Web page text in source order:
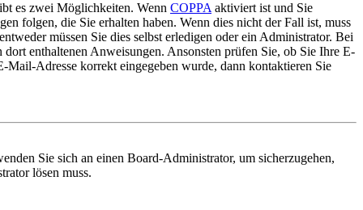
es zwei Möglichkeiten. Wenn COPPA aktiviert ist und Sie
folgen, die Sie erhalten haben. Wenn dies nicht der Fall ist, muss
müssen Sie dies selbst erledigen oder ein Administrator. Bei
enthaltenen Anweisungen. Ansonsten prüfen Sie, ob Sie Ihre E-
Adresse korrekt eingegeben wurde, dann kontaktieren Sie
Sie sich an einen Board-Administrator, um sicherzugehen,
lösen muss.